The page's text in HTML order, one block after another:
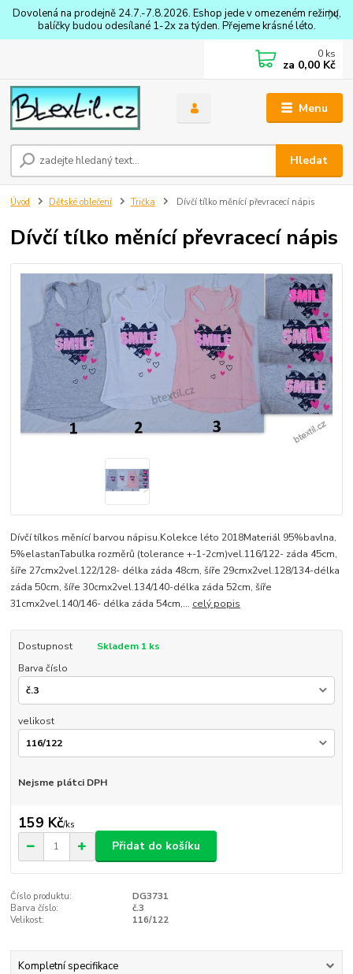
Dovolená na prodejně 24.7.-7.8.2026. Eshop jede v omezeném režimu,
balíčky budou odesílané 1-2x za týden. Přejeme krásné léto.
Menu
Hledat
0 ks
za 0,00 Kč
Úvod Dětské oblečení Trička Dívčí tílko měnící převracecí nápis
Dívčí tílko měnící převracecí nápis
Dívčí tílkos měnící barvou nápisu.Kolekce léto 2018Materiál 95%bavlna,
5%elastanTabulka rozměrů (tolerance +-1-2cm)vel.116/122- záda 45cm,
šíře 27cmx2vel.122/128- délka záda 48cm, šíře 29cmx2vel.128/134-délka
záda 50cm, šíře 30cmx2vel.134/140-délka záda 52cm, šíře
31cmx2vel.140/146- délka záda 54cm,... celý popis
Dostupnost
Skladem 1 ks
Barva číslo
velikost
Nejsme plátci DPH
159 Kč/ks
Přidat do košíku
Číslo produktu:
DG3731
Barva číslo:
č.3
Velikost:
116/122
Kompletní specifikace